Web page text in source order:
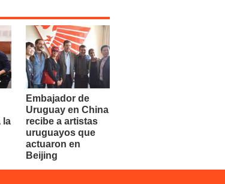
la
Embajador de
Uruguay en China
recibe a artistas
uruguayos que
actuaron en
Beijing